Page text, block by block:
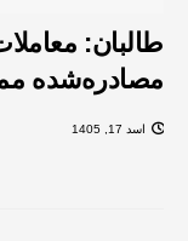
طالبان:
مصادره‌شده
اسد 17, 1405